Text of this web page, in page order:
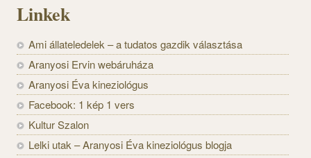
Linkek
Ami állateledelek – a tudatos gazdik választása
Aranyosi Ervin webáruháza
Aranyosi Éva kineziológus
Facebook: 1 kép 1 vers
Kultur Szalon
Lelki utak – Aranyosi Éva kineziológus blogja